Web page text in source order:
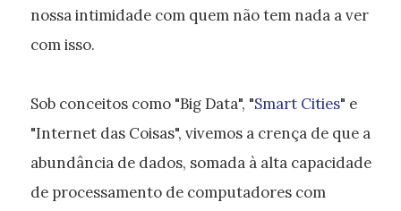
nossa intimidade com quem não tem nada a ver
com isso.
Sob conceitos como "Big Data", "Smart Cities" e
"Internet das Coisas", vivemos a crença de que a
abundância de dados, somada à alta capacidade
de processamento de computadores com